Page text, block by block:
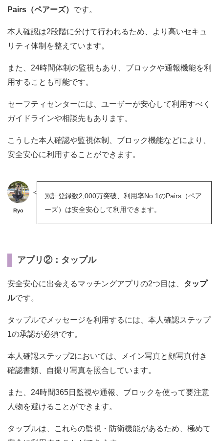
Pairs（ペアーズ） です。
本人確認は2段階に分けて行われるため、より高いセキュ
リティ体制を整えています。
また、24時間体制の監視もあり、ブロックや通報機能を利
用することも可能です。
セーフティセンターには、ユーザーが安心して利用すべく
ガイドラインや相談先もあります。
こうした本人確認や監視体制、ブロック機能などにより、
安全安心に利用することができます。
Ryo
累計登録数2,000万突破、利用率No.1のPairs（ペア
ーズ）は安全安心して利用できます。
アプリ②：タップル
安全安心に出会えるマッチングアプリの2つ目は、 タップ
ルです。
タップルでメッセージを利用するには、本人確認ステップ
1の承認が必須です。
本人確認ステップ2においては、メイン写真と顔写真付き
確認書類、自撮り写真を照合しています。
また、24時間365日監視や通報、ブロックを使って要注意
人物を避けることができます。
タップルは、これらの監視・防衛機能があるため、極めて